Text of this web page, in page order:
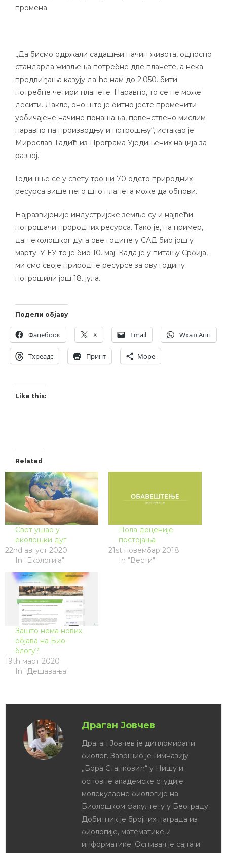
промена.
„Да бисмо одржали садашњи начин живота, односно
стандарда живљења потребне две планете, а нека
предвиђања казују да ће нам до 2.050. бити
потребне четири планете. Наравно, то се не може
десити. Дакле, оно што је битно јесте променити
уобичајене начине понашања, првенствено мислим
наравно на производњу и потрошњу“, истакао је
Мирослав Тадић из Програма Уједињених нација за
развој.
Годишње се у свету троши 70 одсто природних
ресурса више него што планета може да обнови.
Најразвијеније индустријске земље су и највећи
потрошачи прородних ресурса. Тако је, на пример,
дан еколошког дуга ове године у САД био још у
марту. У ЕУ то је био 10. мај. Када је у питању Србија,
ми смо своје природне ресурсе за ову годину
потрошили још 18. јула.
Подели објаву
Фацебоок X Email WхатсАпп
Тхреадс Принт Море
Like this:
Related
Свет ушао у
еколошки дуг
22nd август 2020
In "Екологија"
Пола деценије
постојања
21st новембар 2018
In "Вести"
Зашто нема нових
објава на Био-
блогу?
19th март 2020
In "Дешавања"
Драган Јовчев
Драган Јовчев је дипломирани
биолог. Завршио је Гимназију
„Бора Станковић“ у Нишу и
основне академске студије
молекуларне биологије на
Биолошком факултету у Београду.
Добитник је бројних награда из
биологије, математике и
информатике. Оснивач је сајта и